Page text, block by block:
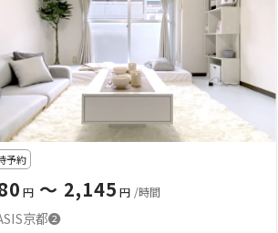
予約
円 〜 2,145 円 /時間
京都❷